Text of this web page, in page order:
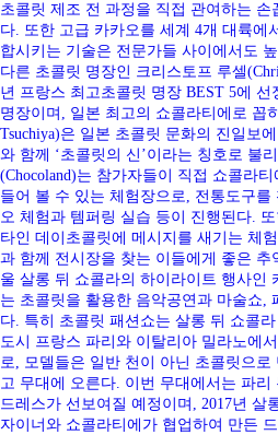
초콜릿 제조 전 과정을 직접 관여하는 손
다. 또한 고급 카카오를 세계 4개 대륙에
합시키는 기술은 전문가들 사이에서도
다른 초콜릿 명장인 크리스토프 루셀
년 프랑스 최고초콜릿 명장 BEST 5에 선
명장이며, 일본 최고의 쇼콜라티에로 꼽
Tsuchiya)은 일본 초콜릿 문화의 진일보
와 함께 ‘초콜릿의 신’이라는 칭호로 불
(Chocoland)는 참가자들이 직접 쇼콜라
들어 볼 수 있는 체험장으로, 전통도구를
오 체험과 템퍼링 실습 등이 진행된다.
타인 데이초콜릿에 메시지를 새기는 체
과 함께 전시장을 찾는 이들에게 좋은 추
울 살롱 뒤 쇼콜라의 하이라이트 행사인
는 초콜릿을 활용한 음악공연과 마술쇼,
다. 특히 초콜릿 패션쇼는 살롱 뒤 쇼콜
도시 프랑스 파리와 이탈리아 밀라노에
로, 모델들은 일반 천이 아닌 초콜릿으로
고 무대에 오른다. 이번 무대에서는 파리
드레스가 선보여질 예정이며, 2017년 살
자이너와 쇼콜라티에가 협업하여 만든